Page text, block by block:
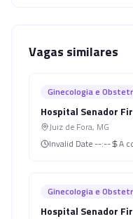
Vagas similares
Ginecologia e
Hospital Senador
Juiz de Fora, MG
Invalid Date --:-- A
Ginecologia e
Hospital Senador